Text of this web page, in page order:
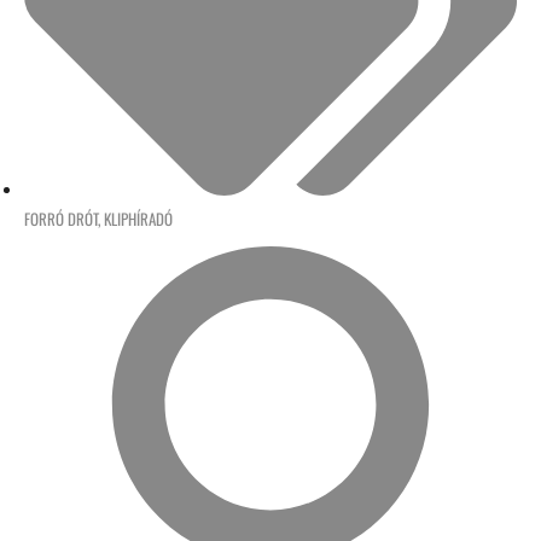
FORRÓ DRÓT, KLIPHÍRADÓ